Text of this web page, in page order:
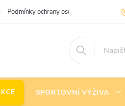
Podmínky ochrany osobních údajů
SPORTOVNÍ VÝŽIVA